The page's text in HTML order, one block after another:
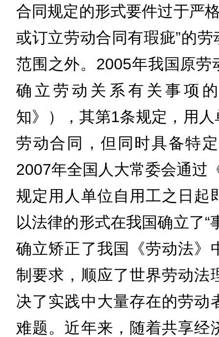
合同规定的形式要件过于严
或订立劳动合同有瑕疵”的
范围之外。2005年我国原
确立劳动关系有关事项
知》），其第1条规定，用
劳动合同，但同时具备特
2007年全国人大常委会通过
规定用人单位自用工之日起
以法律的形式在我国确立了
确立矫正了我国《劳动法》
制要求，顺应了世界劳动法
决了实践中大量存在的劳动
难题。近年来，随着共享经